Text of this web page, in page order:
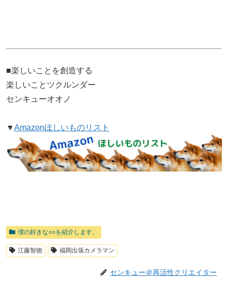
■楽しいことを創造する
楽しいことツクルンダー
センキューオオノ
▼Amazonほしいものリスト
僕の好きな○○を紹介します。
江藤智徳 福岡出張カメラマン
センキュー＠再活性クリエイター